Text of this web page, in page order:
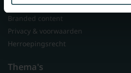
Contact
Branded content
Privacy & voorwaarden
Herroepingsrecht
Thema's